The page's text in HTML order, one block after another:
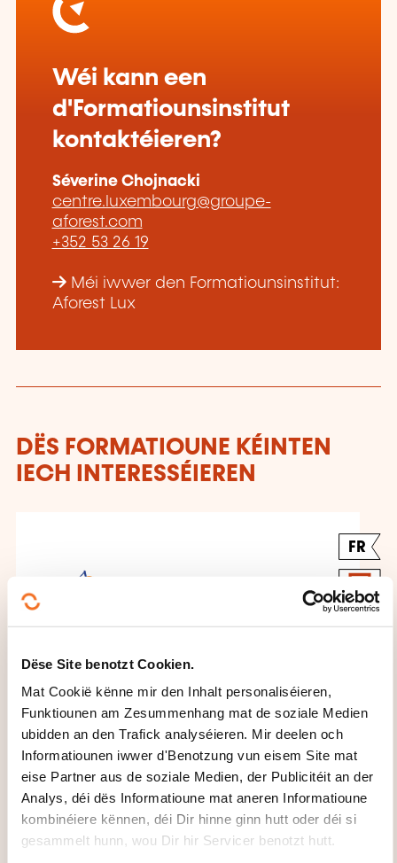
Dëse Site benotzt Cookien.
Mat Cookië kënne mir den Inhalt personaliséieren,
Funktiounen am Zesummenhang mat de soziale Medien
ubidden an den Trafick analyséieren. Mir deelen och
Informatiounen iwwer d'Benotzung vun eisem Site mat
eise Partner aus de soziale Medien, der Publicitéit an der
Analys, déi dës Informatioune mat aneren Informatioune
kombinéiere kënnen, déi Dir hinne ginn hutt oder déi si
gesammelt hunn, wou Dir hir Servicer benotzt hutt.
Wéi kann een
d'Formatiounsinstitut
kontaktéieren?
Séverine Chojnacki
centre.luxembourg@groupe-
aforest.com
+352 53 26 19
Méi iwwer den Formatiounsinstitut:
Aforest Lux
DËS FORMATIOUNE KÉINTEN
IECH INTERESSÉIEREN
FR
maintenance
OP UFRO
Wirtschaftsingenieurwiesen -
Industriell Maintenance -
Gestioun Maintenance